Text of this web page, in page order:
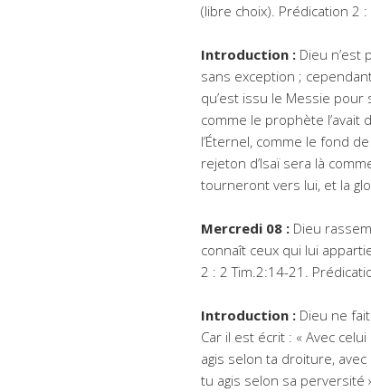
(libre choix). Prédication 2
Introduction : Dieu n’est
sans exception ;
qu’est issu le Messie
comme le prophète l’avait
l’Éternel, comme le fond
rejeton d’Isaï sera là
tourneront vers lui, et la
Mercredi 08 : Dieu
connaît ceux qui lui
2 : 2 Tim.2:14-21.
Introduction : Dieu ne
Car il est écrit : « Avec
agis selon ta droiture,
tu agis selon sa perversité